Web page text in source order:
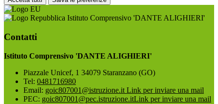
Istituto Comprensivo 'DANTE ALIGHIERI'
Contatti
Istituto Comprensivo 'DANTE ALIGHIERI'
Piazzale Unicef, 1 34079 Staranzano (GO)
Tel: 0481716980
Email: goic807001@istruzione.it Link per inviare una mail
PEC: goic807001@pec.istruzione.itLink per inviare una mail